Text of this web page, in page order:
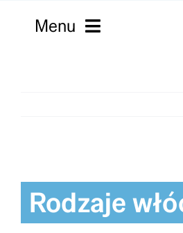
Menu
Kordonki
Filmy
Larger
Image
Rodzaje